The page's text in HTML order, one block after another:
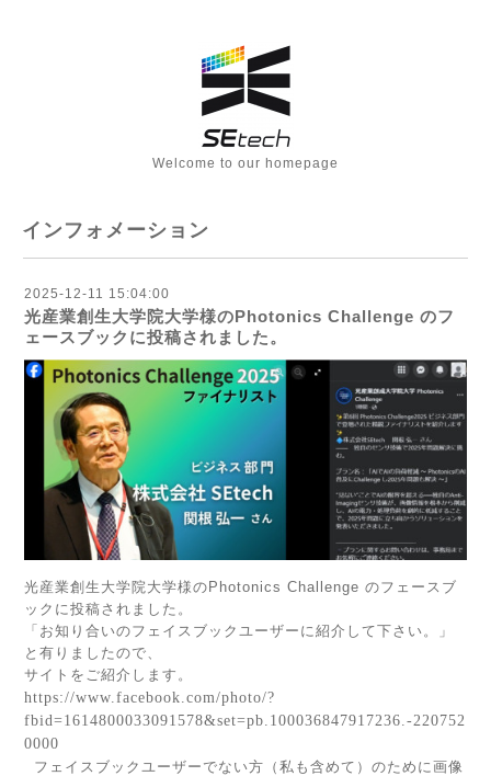
Welcome to our homepage
インフォメーション
2025-12-11 15:04:00
光産業創生大学院大学様のPhotonics Challenge のフ
ェースブックに投稿されました。
光産業創生大学院大学様のPhotonics Challenge のフェースブ
ックに投稿されました。
「お知り合いのフェイスブックユーザーに紹介して下さい。」
と有りましたので、
サイトをご紹介します。
https://www.facebook.com/photo/?
fbid=1614800033091578&set=pb.100036847917236.-220752
0000
フ ェイスブックユーザーでない方（私も含めて）のために画像